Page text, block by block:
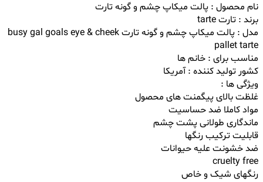
نام محصول : پالت میکاپ چشم و گونه تارت
برند : تارت tarte
مدل : پالت میکاپ چشم و گونه تارتbusy gal goals eye & cheek
pallet tarte
مناسب برای : خانم ها
کشور تولید کننده : آمریکا
ویژگی ها :
غلظت بالای پیگمنت های محصول
مواد کاملا ضد حساسیت
ماندگاری طولانی پشت چشم
قابلیت ترکیب رنگها
ضد خشونت علیه حیوانات
cruelty free
رنگهای شیک و خاص